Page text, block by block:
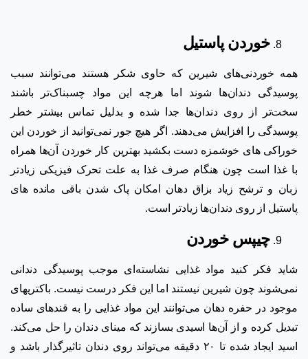
خوردن پاستیل
همه خوردنی‌های شیرین که حاوی شکر هستند می‌توانند سبب
پوسیدگی دندان‌ها شوند اما هرچه این مواد چسبناک‌تر باشند
سخت‌تر از روی دندان‌ها جدا شده و بدلیل تماس بیشتر خطر
پوسیدگی را افزایش می‌دهند. اگر هیچ جور نمی‌توانید از خوردن این
خوراکی های خوشمزه دست بکشید بهترین کار خوردن آن‌ها همراه
با غذا است چون هنگام صرف غذا به علت تحرک فیزیکی زیادتر
زبان و ترشح زیاد بزاق دهان امکان پاک شدن باقی مانده های
پاستیل از روی دندان‌ها زیادتر است.
چیپس خوردن
شاید فکر کنید مواد غذایی نشاسته‌ای موجب پوسیدگی دندانی
نمی‌شوند چون شیرین نیستند اما این فکر درست نیست. باکتریهای
موجود در حفره دهان می‌توانند این مواد غذایی را به قندهای ساده
تبدیل کرده و از آن‌ها اسیدی بسازند که مینای دندان را حل می‌کند.
اسید ایجاد شده تا ۲۰ دقیقه می‌تواند روی دندان تاثیرگذار باشد و